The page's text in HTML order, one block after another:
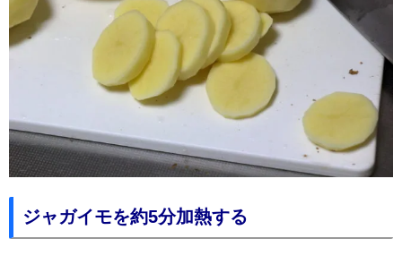
ジャガイモを約5分加熱する